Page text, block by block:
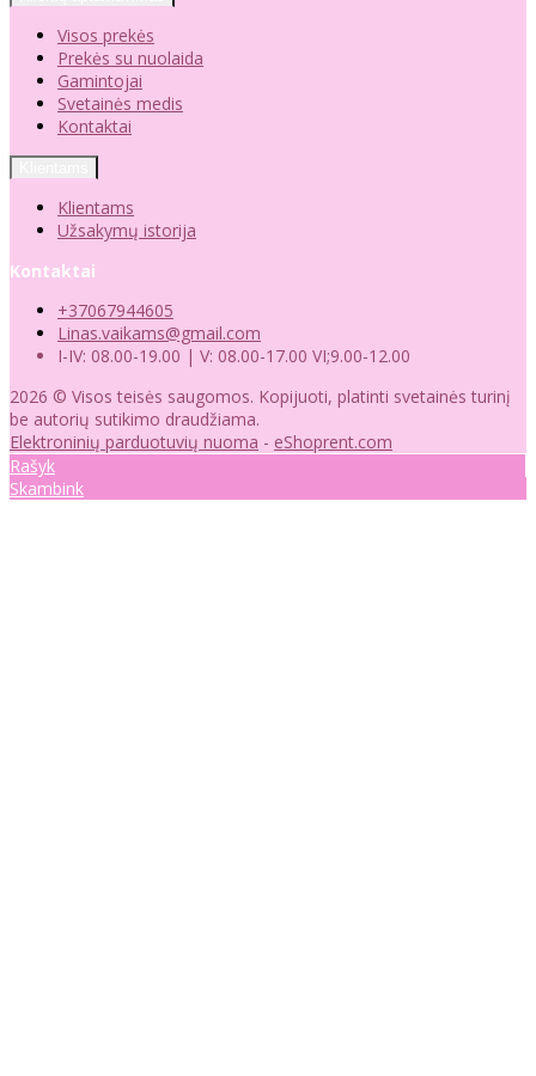
Visos prekės
Prekės su nuolaida
Gamintojai
Svetainės medis
Kontaktai
Klientams
Užsakymų istorija
Kontaktai
+37067944605
Linas.vaikams@gmail.com
I-IV: 08.00-19.00 | V: 08.00-17.00 VI;9.00-12.00
2026 © Visos teisės saugomos. Kopijuoti, platinti svetainės turinį
be autorių sutikimo draudžiama.
Elektroninių parduotuvių nuoma - eShoprent.com
Rašyk
Skambink